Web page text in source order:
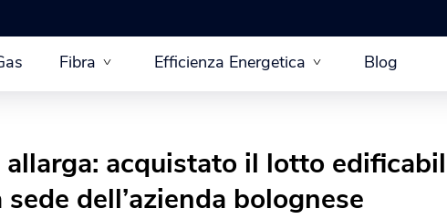
Fibra Efficienza Energetica Blog
allarga: acquistato il lotto
dell’azienda bolognese